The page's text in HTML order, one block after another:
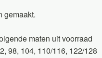
gemaakt.
maten uit voorraad
98, 104, 110/116, 122/128